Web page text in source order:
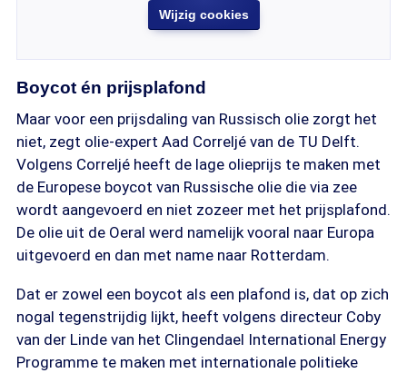
Wijzig cookies
Boycot én prijsplafond
Maar voor een prijsdaling van Russisch olie zorgt het
niet, zegt olie-expert Aad Correljé van de TU Delft.
Volgens Correljé heeft de lage olieprijs te maken met
de Europese boycot van Russische olie die via zee
wordt aangevoerd en niet zozeer met het prijsplafond.
De olie uit de Oeral werd namelijk vooral naar Europa
uitgevoerd en dan met name naar Rotterdam.
Dat er zowel een boycot als een plafond is, dat op zich
nogal tegenstrijdig lijkt, heeft volgens directeur Coby
van der Linde van het Clingendael International Energy
Programme te maken met internationale politieke